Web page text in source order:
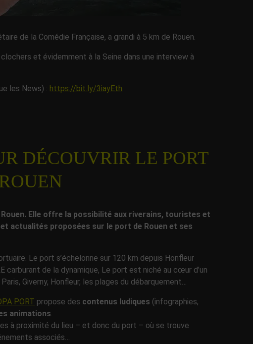
de la Comédie Française, a grandi à 5 km de Rouen.
et évidemment à la Seine dans une interview à
les News) : https://bit.ly/3iayEth
DÉCOUVRIR LE PORT
Rouen. Elle offre la possibilité aux riverains, touristes et
actualités proposées sur le port de Rouen et ses
Le port s’échelonne sur 120 km depuis Honfleur
carburant de la dynamique, Le port est niché au cœur d’un
Giverny, Honfleur, les plages du débarquement…
PORT propose des contenus ludiques (infographies,
animations.
à proximité du lieu – et donc du port – où se trouve
associés…